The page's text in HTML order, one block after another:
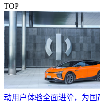
TOP
动用户体验全面进阶，为